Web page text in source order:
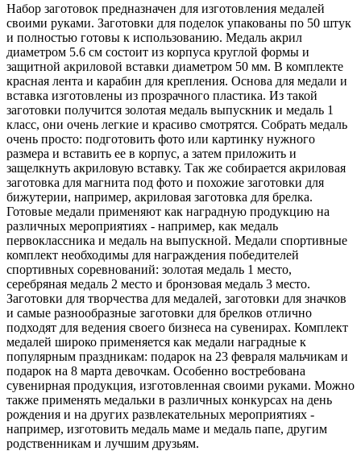
Набор заготовок предназначен для изготовления медалей
своими руками. Заготовки для поделок упакованы по 50 штук
и полностью готовы к использованию. Медаль акрил
диаметром 5.6 см состоит из корпуса круглой формы и
защитной акриловой вставки диаметром 50 мм. В комплекте
красная лента и карабин для крепления. Основа для медали и
вставка изготовлены из прозрачного пластика. Из такой
заготовки получится золотая медаль выпускник и медаль 1
класс, они очень легкие и красиво смотрятся. Собрать медаль
очень просто: подготовить фото или картинку нужного
размера и вставить ее в корпус, а затем приложить и
защелкнуть акриловую вставку. Так же собирается акриловая
заготовка для магнита под фото и похожие заготовки для
бижутерии, например, акриловая заготовка для брелка.
Готовые медали применяют как наградную продукцию на
различных мероприятиях - например, как медаль
первоклассника и медаль на выпускной. Медали спортивные
комплект необходимы для награждения победителей
спортивных соревнований: золотая медаль 1 место,
серебряная медаль 2 место и бронзовая медаль 3 место.
Заготовки для творчества для медалей, заготовки для значков
и самые разнообразные заготовки для брелков отлично
подходят для ведения своего бизнеса на сувенирах. Комплект
медалей широко применяется как медали наградные к
популярным праздникам: подарок на 23 февраля мальчикам и
подарок на 8 марта девочкам. Особенно востребована
сувенирная продукция, изготовленная своими руками. Можно
также применять медальки в различных конкурсах на день
рождения и на других развлекательных мероприятиях -
например, изготовить медаль маме и медаль папе, другим
родственникам и лучшим друзьям.